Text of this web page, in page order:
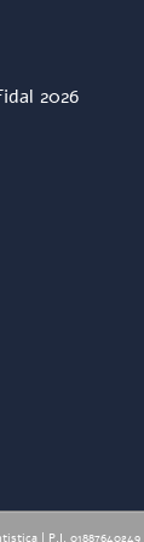
2026
| P.I. 01887640249 |